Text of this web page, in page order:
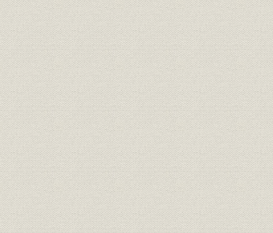
財務・業績;需給
用途別需要数 年度末契約口数
(全社)
昭和26年
財務・業績;需給
用途別需要数 年度末契約数(全
社)
昭和26年
需給;販売 用途別需要数 販売電力量(全社) 昭和26年
需給;販売
用途別需要数 販売電力量対前年
増加率(全社)
昭和26年
業界;販売
用途別需要数 電力会社別販売電
力量(電灯電力計)
昭和26年
業界;販売
用途別需要数 電力会社別販売電
力量対前年増加率(電灯電力計)
昭和26年